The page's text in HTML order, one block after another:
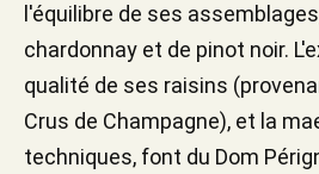
l'équilibre de ses
chardonnay et de pinot noir.
qualité de ses raisins
Crus de Champagne), et la
techniques, font du Dom